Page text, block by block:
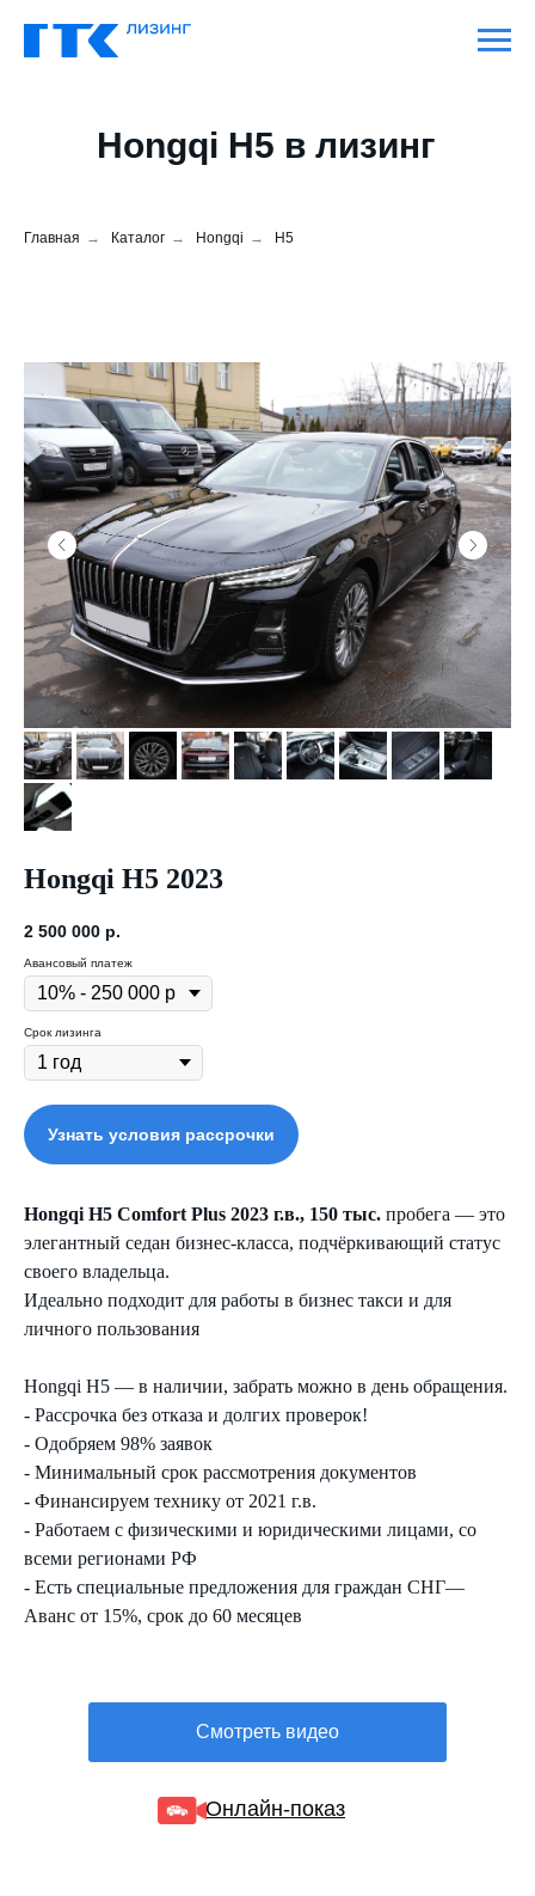
Hongqi H5 в лизинг
Главная → Каталог → Hongqi → H5
Hongqi H5 2023
2 500 000 р.
Авансовый платеж
Срок лизинга
Узнать условия рассрочки
Hongqi H5 Comfort Plus 2023 г.в., 150 тыс. пробега — это
элегантный седан бизнес-класса, подчёркивающий статус
своего владельца.
Идеально подходит для работы в бизнес такси и для
личного пользования
Hongqi H5 — в наличии, забрать можно в день обращения.
- Рассрочка без отказа и долгих проверок!
- Одобряем 98% заявок
- Минимальный срок рассмотрения документов
- Финансируем технику от 2021 г.в.
- Работаем с физическими и юридическими лицами, со
всеми регионами РФ
- Есть специальные предложения для граждан СНГ—
Аванс от 15%, срок до 60 месяцев
Смотреть видео
Онлайн-показ